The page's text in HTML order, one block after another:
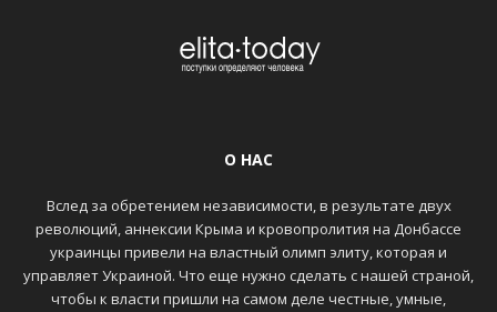
О НАС
Вслед за обретением независимости, в результате двух
революций, аннексии Крыма и кровопролития на Донбассе
украинцы привели на властный олимп элиту, которая и
управляет Украиной. Что еще нужно сделать с нашей страной,
чтобы к власти пришли на самом деле честные, умные,